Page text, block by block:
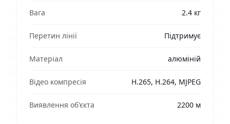
Вага 2.4 кг
Перетин лінії Підтримує
Матеріал алюміній
Відео компресія H.265, H.264, MJPEG
Виявлення об'єкта 2200 м